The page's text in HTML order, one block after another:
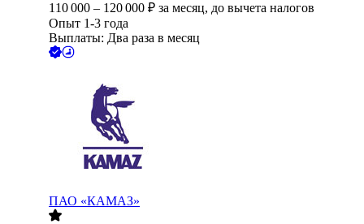
110 000 – 120 000 ₽ за месяц, до вычета налогов
Опыт 1-3 года
Выплаты: Два раза в месяц
ПАО «КАМАЗ»